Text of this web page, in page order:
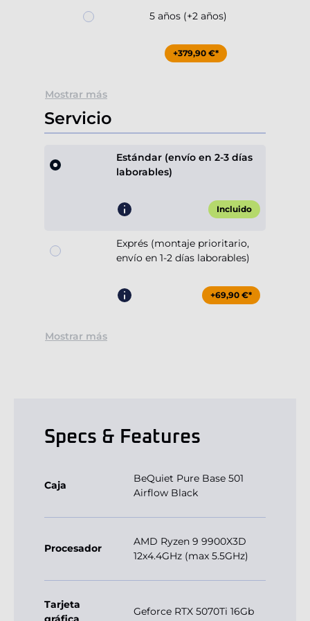
5 años (+2 años)
+379,90 €*
Mostrar más
Servicio
Estándar (envío en 2-3 días
laborables)
Incluido
Exprés (montaje prioritario,
envío en 1-2 días laborables)
+69,90 €*
Mostrar más
Specs & Features
Caja
BeQuiet Pure Base 501
Airflow Black
Procesador
AMD Ryzen 9 9900X3D
12x4.4GHz (max 5.5GHz)
Tarjeta
Geforce RTX 5070Ti 16Gb